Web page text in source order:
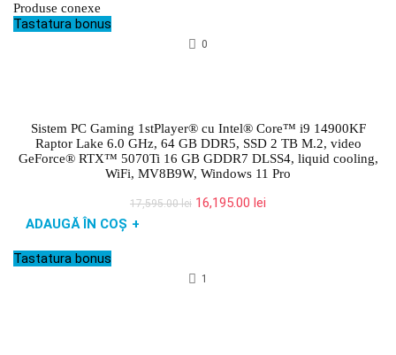
Produse conexe
Tastatura bonus
0
Sistem PC Gaming 1stPlayer® cu Intel® Core™ i9 14900KF
Raptor Lake 6.0 GHz, 64 GB DDR5, SSD 2 TB M.2, video
GeForce® RTX™ 5070Ti 16 GB GDDR7 DLSS4, liquid cooling,
WiFi, MV8B9W, Windows 11 Pro
17,595.00lei Prețul
16,195.00 lei
ADAUGĂ ÎN COȘ +
Tastatura bonus
1